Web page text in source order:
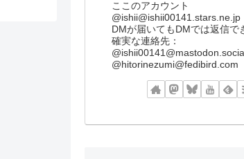
ここのアカウント
@ishii@ishii00141.stars.ne.jp
DMが届いてもDMでは返信で
確実な連絡先：
@ishii00141@mastodon.social
@hitorinezumi@fedibird.com